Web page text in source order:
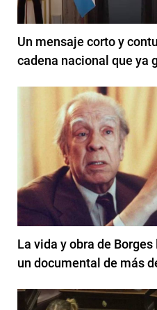
Un mensaje corto y
cadena nacional que ya
La vida y obra de
un documental de más